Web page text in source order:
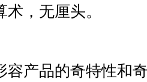
，无厘头。
产品的奇特性和奇